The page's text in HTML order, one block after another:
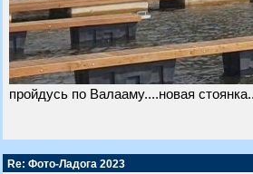
пройдусь по Валааму....новая
Re: Фото-Ладога 2023